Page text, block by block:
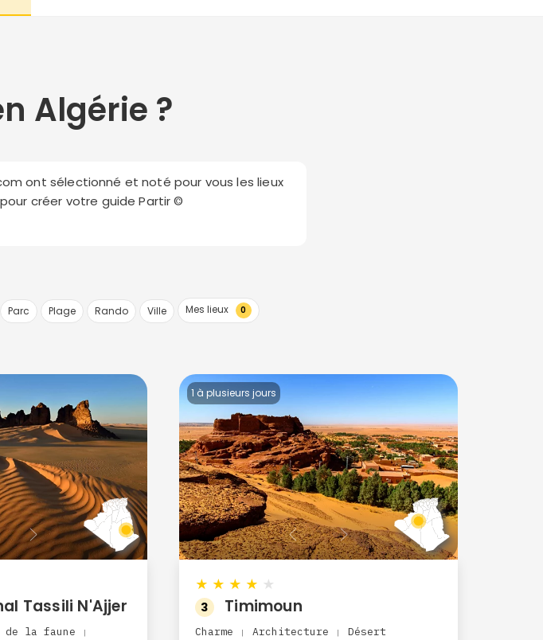
Algérie ?
ont sélectionné et noté pour vous les lieux
créer votre guide Partir ©
Parc Plage Rando Ville Mes lieux 0
Tassili N'Ajjer
de la faune |
1 à plusieurs jours
★ ★ ★ ★ ★
3 Timimoun
Charme | Architecture | Désert